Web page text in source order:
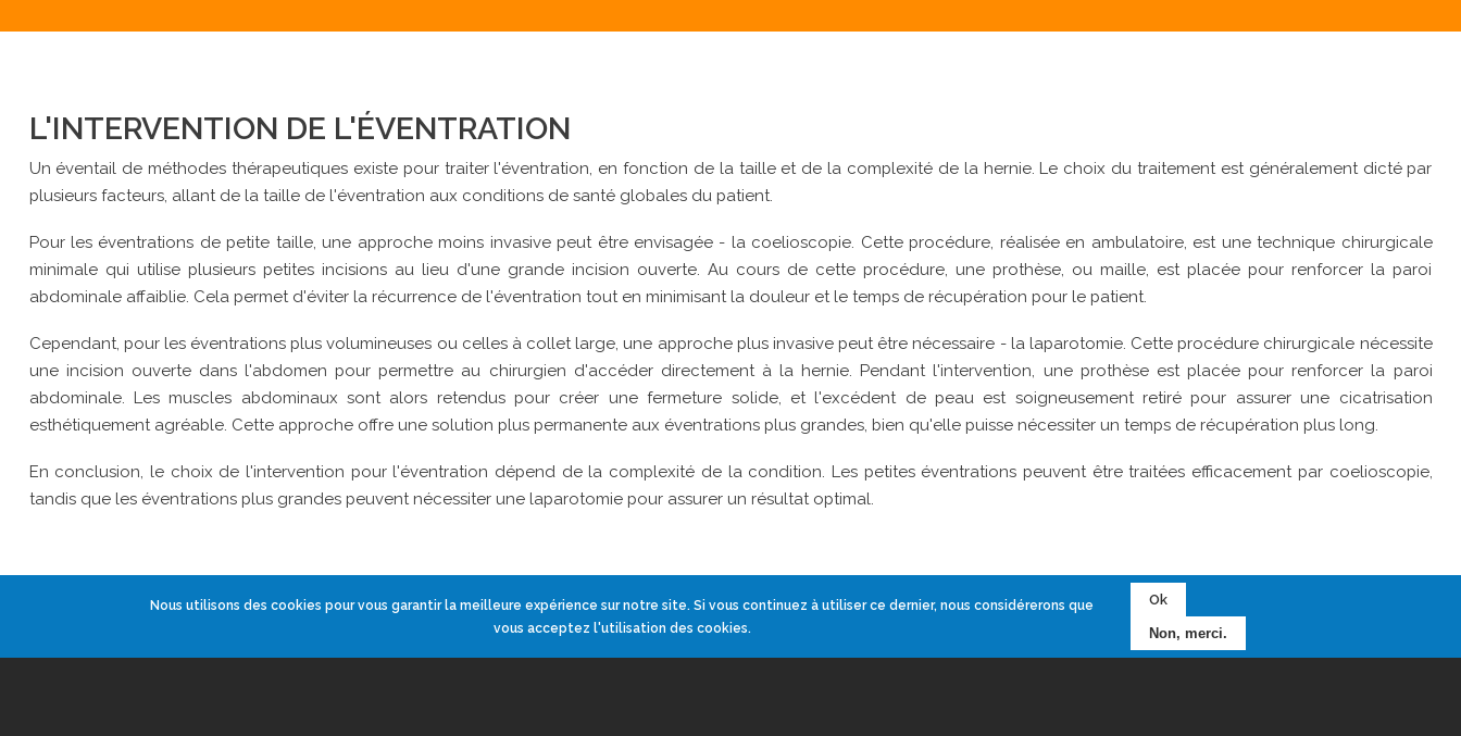
L'INTERVENTION DE L'ÉVENTRATION
Un éventail de méthodes thérapeutiques existe pour traiter l'éventration, en fonction de la taille et de la complexité de la hernie. Le choix du traitement est généralement dicté par
plusieurs facteurs, allant de la taille de l'éventration aux conditions de santé globales du patient.
Pour les éventrations de petite taille, une approche moins invasive peut être envisagée - la coelioscopie. Cette procédure, réalisée en ambulatoire, est une technique chirurgicale
minimale qui utilise plusieurs petites incisions au lieu d'une grande incision ouverte. Au cours de cette procédure, une prothèse, ou maille, est placée pour renforcer la paroi
abdominale affaiblie. Cela permet d'éviter la récurrence de l'éventration tout en minimisant la douleur et le temps de récupération pour le patient.
Cependant, pour les éventrations plus volumineuses ou celles à collet large, une approche plus invasive peut être nécessaire - la laparotomie. Cette procédure chirurgicale nécessite
une incision ouverte dans l'abdomen pour permettre au chirurgien d'accéder directement à la hernie. Pendant l'intervention, une prothèse est placée pour renforcer la paroi
abdominale. Les muscles abdominaux sont alors retendus pour créer une fermeture solide, et l'excédent de peau est soigneusement retiré pour assurer une cicatrisation
esthétiquement agréable. Cette approche offre une solution plus permanente aux éventrations plus grandes, bien qu'elle puisse nécessiter un temps de récupération plus long.
En conclusion, le choix de l'intervention pour l'éventration dépend de la complexité de la condition. Les petites éventrations peuvent être traitées efficacement par coelioscopie,
tandis que les éventrations plus grandes peuvent nécessiter une laparotomie pour assurer un résultat optimal.
Nous utilisons des cookies pour vous garantir la meilleure expérience sur notre site. Si vous continuez à utiliser ce dernier, nous considérerons que
vous acceptez l'utilisation des cookies.
Ok
Non, merci.